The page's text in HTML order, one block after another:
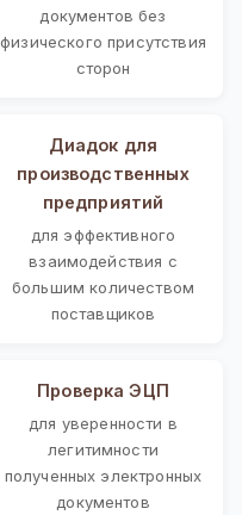
документов без
физического присутствия
сторон
Диадок для
производственных
предприятий
для эффективного
взаимодействия с
большим количеством
поставщиков
Проверка ЭЦП
для уверенности в
легитимности
полученных электронных
документов